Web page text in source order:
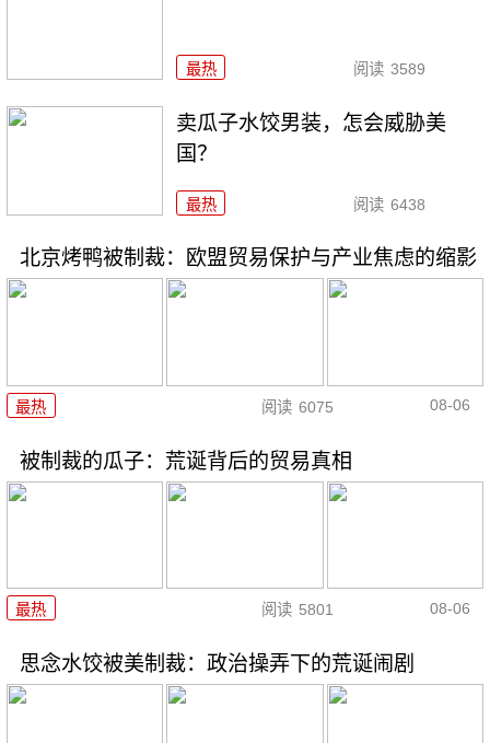
最热 阅读 3589
卖瓜子水饺男装，怎会威胁美
国？
最热 阅读 6438
北京烤鸭被制裁：欧盟贸易保护与产业焦虑的缩影
最热 阅读 6075 08-06
被制裁的瓜子：荒诞背后的贸易真相
最热 阅读 5801 08-06
思念水饺被美制裁：政治操弄下的荒诞闹剧